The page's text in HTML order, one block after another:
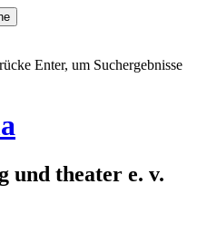
Enter, um Suchergebnisse
und theater e. v.